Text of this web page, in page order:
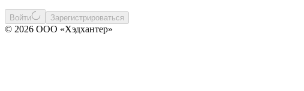
Войти Зарегистрироваться
© 2026 ООО «Хэдхантер»